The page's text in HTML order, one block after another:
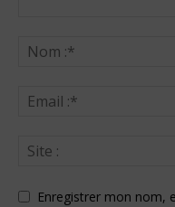
Enregistrer mon nom,